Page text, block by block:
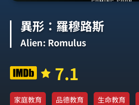
異形：羅穆路斯
Alien: Romulus
7.1
家庭教育 品德教育 生命教育